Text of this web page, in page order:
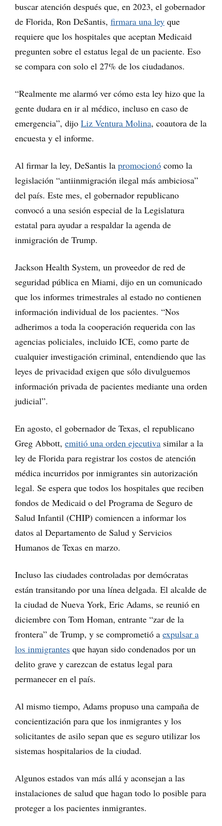
buscar atención después que, en 2023, el gobernador
de Florida, Ron DeSantis, firmara una ley que
requiere que los hospitales que aceptan Medicaid
pregunten sobre el estatus legal de un paciente. Eso
se compara con solo el 27% de los ciudadanos.
“Realmente me alarmó ver cómo esta ley hizo que la
gente dudara en ir al médico, incluso en caso de
emergencia”, dijo Liz Ventura Molina, coautora de la
encuesta y el informe.
Al firmar la ley, DeSantis la promocionó como la
legislación “antiinmigración ilegal más ambiciosa”
del país. Este mes, el gobernador republicano
convocó a una sesión especial de la Legislatura
estatal para ayudar a respaldar la agenda de
inmigración de Trump.
Jackson Health System, un proveedor de red de
seguridad pública en Miami, dijo en un comunicado
que los informes trimestrales al estado no contienen
información individual de los pacientes. “Nos
adherimos a toda la cooperación requerida con las
agencias policiales, incluido ICE, como parte de
cualquier investigación criminal, entendiendo que las
leyes de privacidad exigen que sólo divulguemos
información privada de pacientes mediante una orden
judicial”.
En agosto, el gobernador de Texas, el republicano
Greg Abbott, emitió una orden ejecutiva similar a la
ley de Florida para registrar los costos de atención
médica incurridos por inmigrantes sin autorización
legal. Se espera que todos los hospitales que reciben
fondos de Medicaid o del Programa de Seguro de
Salud Infantil (CHIP) comiencen a informar los
datos al Departamento de Salud y Servicios
Humanos de Texas en marzo.
Incluso las ciudades controladas por demócratas
están transitando por una línea delgada. El alcalde de
la ciudad de Nueva York, Eric Adams, se reunió en
diciembre con Tom Homan, entrante “zar de la
frontera” de Trump, y se comprometió a expulsar a
los inmigrantes que hayan sido condenados por un
delito grave y carezcan de estatus legal para
permanecer en el país.
Al mismo tiempo, Adams propuso una campaña de
concientización para que los inmigrantes y los
solicitantes de asilo sepan que es seguro utilizar los
sistemas hospitalarios de la ciudad.
Algunos estados van más allá y aconsejan a las
instalaciones de salud que hagan todo lo posible para
proteger a los pacientes inmigrantes.